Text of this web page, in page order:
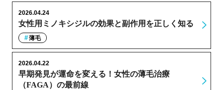
女性用ミノキシジルの効果と副作用を正しく知る
2026.04.24
薄毛
早期発見が運命を変える！女性の薄毛治療
（FAGA）の最前線
2026.04.22